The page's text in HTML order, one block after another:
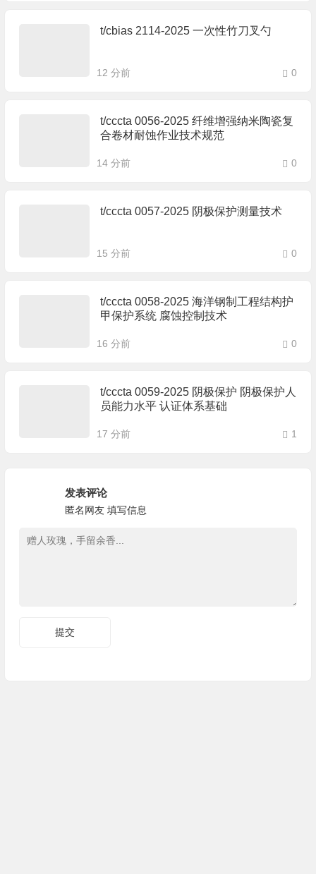
t/cbias 2114-2025 一次性竹刀叉勺
12 分前 0
t/cccta 0056-2025 纤维增强纳米陶瓷复
合卷材耐蚀作业技术规范
14 分前 0
t/cccta 0057-2025 阴极保护测量技术
15 分前 0
t/cccta 0058-2025 海洋钢制工程结构护
甲保护系统 腐蚀控制技术
16 分前 0
t/cccta 0059-2025 阴极保护 阴极保护人
员能力水平 认证体系基础
17 分前 1
发表评论
匿名网友 填写信息